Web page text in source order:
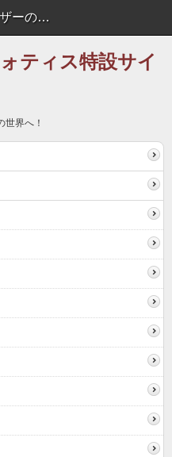
koebuユーザーの皆様へ | 新着情報
ティス特設サイ
世界へ！